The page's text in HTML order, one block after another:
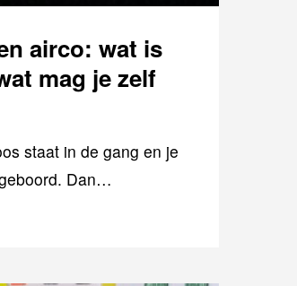
airco: wat is
mag je zelf
staat in de gang en je
Dan…